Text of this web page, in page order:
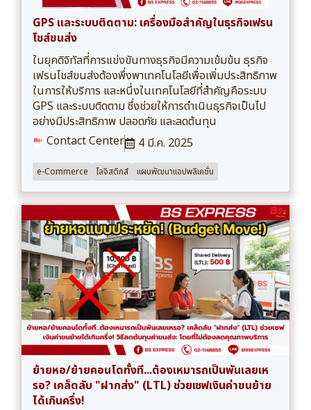
GPS และระบบติดตาม: เครื่องมือสำคัญในธุรกิจเฟรน
ไชส์ขนส่ง
ในยุคดิจิทัลที่การแข่งขันทางธุรกิจมีความเข้มข้น ธุรกิจ
เฟรนไชส์ขนส่งต้องพึ่งพาเทคโนโลยีเพื่อเพิ่มประสิทธิภาพ
ในการให้บริการ และหนึ่งในเทคโนโลยีที่สำคัญคือระบบ
GPS และระบบติดตาม ซึ่งช่วยให้การดำเนินธุรกิจเป็นไป
อย่างมีประสิทธิภาพ ปลอดภัย และลดต้นทุน
Contact Center
4 มี.ค. 2025
e-Commerce โลจิสติกส์ แผนพัฒนาแอปพลิเคชั่น
ย้ายหอ/ย้ายคอนโดทั้งที...ต้องเหมารถเป็นพันเลยเห
รอ? เคล็ดลับ "ฝากส่ง" (LTL) ช่วยเซฟเงินค่าขนย้าย
ได้เกินครึ่ง!